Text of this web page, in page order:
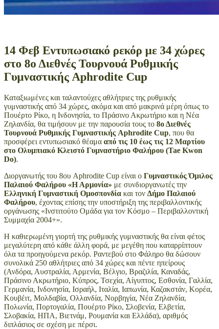
14 Φεβ Εντυπωσιακό ρεκόρ με 34 χώρες
στο 8ο Διεθνές Τουρνουά Ρυθμικής
Γυμναστικής Aphrodite Cup
Καταξιωμένες και ταλαντούχες αθλήτριες της ρυθμικής
γυμναστικής από 34 χώρες, ακόμα και από μακρινά μέρη όπως το
Πουέρτο Ρίκο, η Ινδονησία, το Πράσινο Ακρωτήριο και η Νέα
Ζηλανδία, θα τιμήσουν με την παρουσία τους το 8ο Διεθνές
Τουρνουά Ρυθμικής Γυμναστικής Aphrodite Cup, που θα
προσφέρει εντυπωσιακό θέαμα από τις 10 έως τις 12 Μαρτίου
στο Ολυμπιακό Κλειστό Γυμναστήριο Φαλήρου (Tae Kwon
Do).
Διοργανωτής του 8ου Aphrodite Cup είναι ο Γυμναστικός Όμιλος
Παλαιού Φαλήρου «Η Αρμονία» με συνδιοργανωτές την
Ελληνική Γυμναστική Ομοσπονδία και τον Δήμο Παλαιού
Φαλήρου, έχοντας επίσης την υποστήριξη της περιβαλλοντικής
οργάνωσης «Ινστιτούτο Ομάδα για τον Κόσμο – Περιβαλλοντική
Συμμαχία 2004+».
Η καθιερωμένη γιορτή της ρυθμικής γυμναστικής θα είναι φέτος
μεγαλύτερη από κάθε άλλη φορά, με μεγέθη που καταρρίπτουν
όλα τα προηγούμενα ρεκόρ. Ραντεβού στο Φάληρο θα δώσουν
συνολικά 250 αθλήτριες από 34 χώρες και πέντε ηπείρους
(Ανδόρα, Αυστραλία, Αρμενία, Βέλγιο, Βραζιλία, Καναδάς,
Πράσινο Ακρωτήριο, Κύπρος, Τσεχία, Αίγυπτος, Εσθονία, Γαλλία,
Γερμανία, Ινδονησία, Ισραήλ, Ιταλία, Ιαπωνία, Καζακστάν, Κορέα,
Κουβέιτ, Μολδαβία, Ολλανδία, Νορβηγία, Νέα Ζηλανδία,
Πολωνία, Πορτογαλία, Πουέρτο Ρίκο, Σλοβενία, Ελβετία,
Σλοβακία, ΗΠΑ, Βιετνάμ, Ρουμανία και Ελλάδα), αριθμός
διπλάσιος σε σχέση με πέρσι.